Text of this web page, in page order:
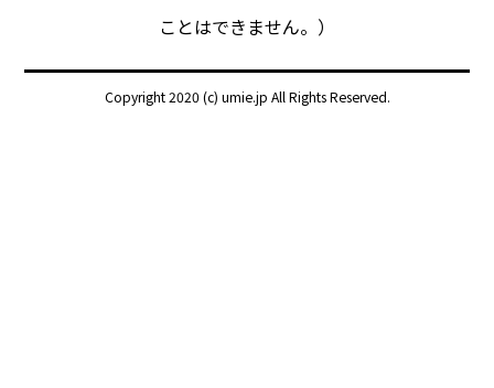
ことはできません。）
Copyright 2020 (c) umie.jp All Rights Reserved.